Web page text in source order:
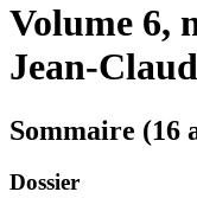
Volume 6,
Jean-
Sommaire (16
Dossier